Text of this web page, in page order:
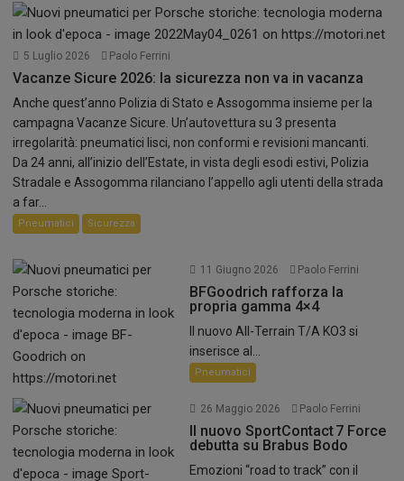
5 Luglio 2026 Paolo Ferrini
Vacanze Sicure 2026: la sicurezza non va in vacanza
Anche quest’anno Polizia di Stato e Assogomma insieme per la
campagna Vacanze Sicure. Un’autovettura su 3 presenta
irregolarità: pneumatici lisci, non conformi e revisioni mancanti.
Da 24 anni, all’inizio dell’Estate, in vista degli esodi estivi, Polizia
Stradale e Assogomma rilanciano l’appello agli utenti della strada
a far...
Pneumatici Sicurezza
11 Giugno 2026 Paolo Ferrini
BFGoodrich rafforza la
propria gamma 4×4
Il nuovo All-Terrain T/A KO3 si
inserisce al...
Pneumatici
26 Maggio 2026 Paolo Ferrini
Il nuovo SportContact 7 Force
debutta su Brabus Bodo
Emozioni “road to track” con il